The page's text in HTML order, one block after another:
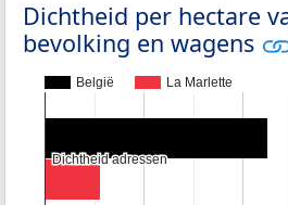
Dichtheid per hectare
bevolking en wagens
België La Marlette
Dichtheid adressen
Dichtheid adressen